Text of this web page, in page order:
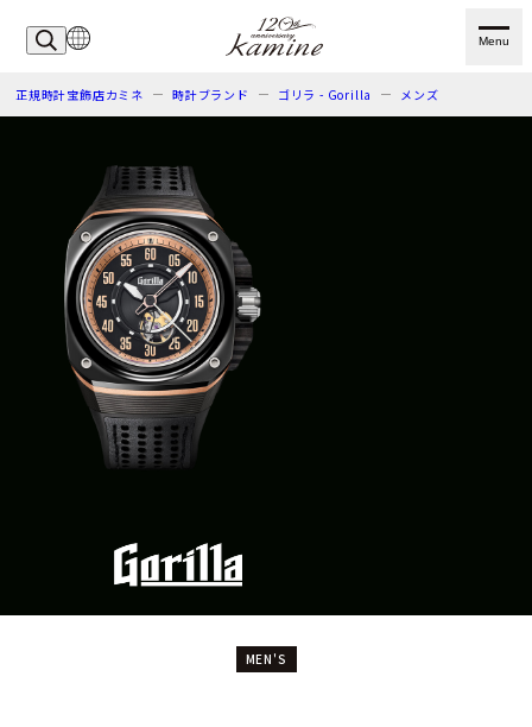
Menu
正規時計宝飾店カミネ 時計ブランド ゴリラ - Gorilla メンズ
MEN'S